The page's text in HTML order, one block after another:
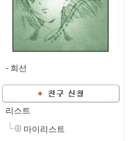
- 희선
리스트
마이리스트